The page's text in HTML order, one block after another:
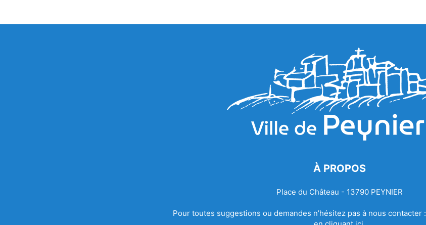
À PROPOS
Place du Château - 13790 PEYNIER
Pour toutes suggestions ou demandes n’hésitez pas à nous contacter :